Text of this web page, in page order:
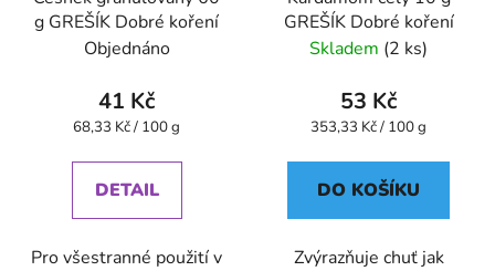
g GREŠÍK Dobré koření
Objednáno
41 Kč
Měrná
68,33 Kč / 100 g
DETAIL
Pro všestranné použití v
GREŠÍK Dobré koření
Skladem (2 ks)
53 Kč
Měrná
353,33 Kč / 100 g
DO KOŠÍKU
Zvýrazňuje chuť jak